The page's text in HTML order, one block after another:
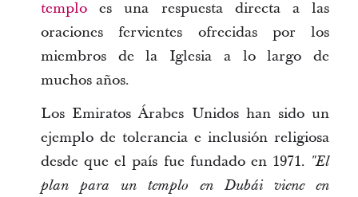
temploes una respuesta directa a las
oraciones fervientes ofrecidas por los
miembros de la Iglesia a lo largo de
muchos años.
Los Emiratos Árabes Unidos han sido un
ejemplo de tolerancia e inclusión religiosa
desde que el país fue fundado en 1971. "El
plan para un templo en Dubái viene en